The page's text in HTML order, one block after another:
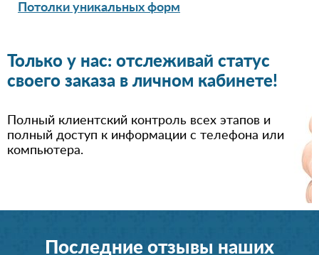
Потолки уникальных форм
Только у нас: отслеживай статус
своего заказа в личном кабинете!
Полный клиентский контроль всех этапов и
полный доступ к информации с телефона или
компьютера.
Последние отзывы наших